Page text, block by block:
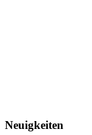
Neuigkeiten